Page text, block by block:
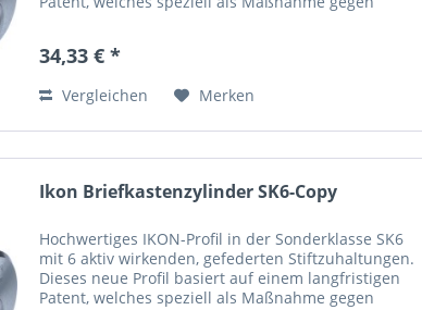
34,33 € *
Vergleichen Merken
Ikon Briefkastenzylinder SK6-Copy
Hochwertiges IKON-Profil in der Sonderklasse SK6
mit 6 aktiv wirkenden, gefederten Stiftzuhaltungen.
Dieses neue Profil basiert auf einem langfristigen
Patent, welches speziell als Maßnahme gegen